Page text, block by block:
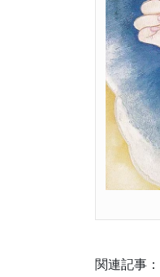
関連記事：